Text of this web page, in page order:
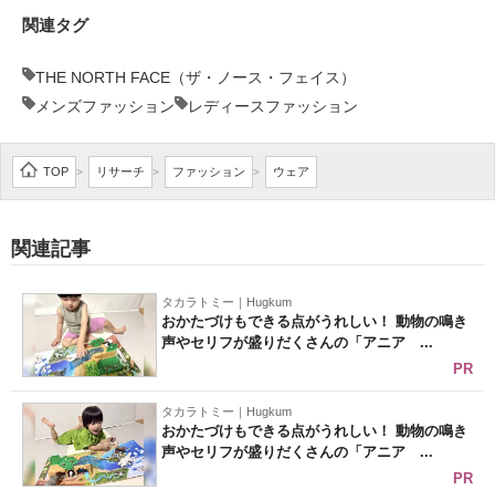
企業向けIT製品の総合サイト
IT製品の技術・比較・事例
製造業のIT導入・活用を支援
エレクトロニクス専門サイト
電子設計の基本と応用
エネルギーの専門メディア
建設×テクノロジーの最前線
関連タグ
THE NORTH FACE（ザ・ノース・フェイス）
メンズファッション
レディースファッション
TOP > リサーチ > ファッション > ウェア
関連記事
タカラトミー｜Hugkum
おかたづけもできる点がうれしい！ 動物の鳴き
声やセリフが盛りだくさんの「アニア ...
PR
タカラトミー｜Hugkum
おかたづけもできる点がうれしい！ 動物の鳴き
声やセリフが盛りだくさんの「アニア ...
PR